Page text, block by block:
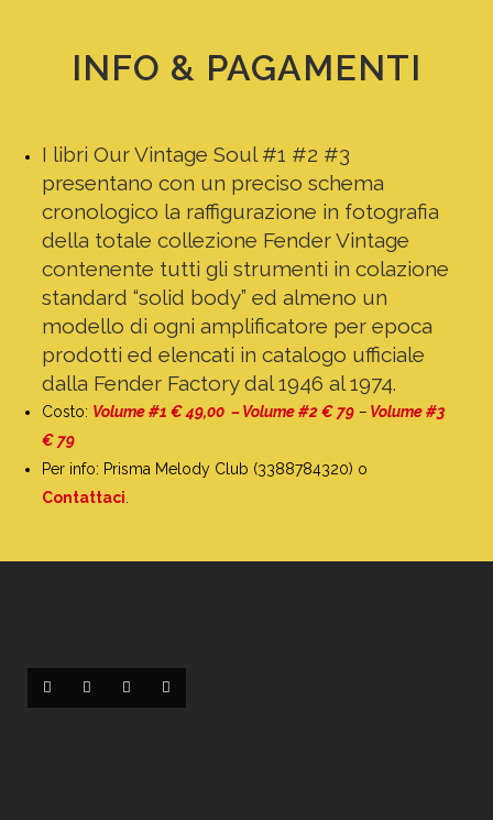
INFO & PAGAMENTI
I libri Our Vintage Soul #1 #2 #3
presentano con un preciso schema
cronologico la raffigurazione in fotografia
della totale collezione Fender Vintage
contenente tutti gli strumenti in colazione
standard “solid body” ed almeno un
modello di ogni amplificatore per epoca
prodotti ed elencati in catalogo ufficiale
dalla Fender Factory dal 1946 al 1974.
Costo: Volume #1 € 49,00 – Volume #2 € 79 – Volume #3
€ 79
Per info: Prisma Melody Club (3388784320) o
Contattaci